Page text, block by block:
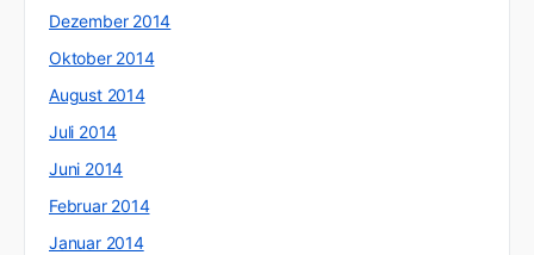
Dezember 2014
Oktober 2014
August 2014
Juli 2014
Juni 2014
Februar 2014
Januar 2014